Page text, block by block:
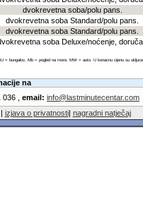
dvokrevetna soba/polu pans.
dvokrevetna soba Standard/polu pans.
dvokrevetna soba Standard/polu pans.
soba Deluxe/noćenje,
Mb = pogled na more, MW = auto. U konacnu cijenu su
na
036 , email: info@lastminutecentar.com
izjava o privatnosti| nagradni natječaj